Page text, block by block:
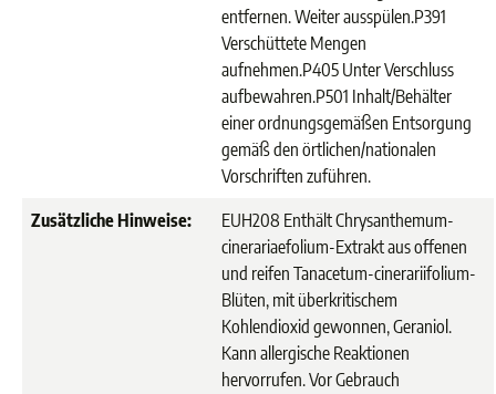
entfernen. Weiter ausspülen.P391
Verschüttete Mengen
aufnehmen.P405 Unter Verschluss
aufbewahren.P501 Inhalt/Behälter
einer ordnungsgemäßen Entsorgung
gemäß den örtlichen/nationalen
Vorschriften zuführen.
Zusätzliche Hinweise:
EUH208 Enthält Chrysanthemum-
cinerariaefolium-Extrakt aus offenen
und reifen Tanacetum-cinerariifolium-
Blüten, mit überkritischem
Kohlendioxid gewonnen, Geraniol.
Kann allergische Reaktionen
hervorrufen. Vor Gebrauch